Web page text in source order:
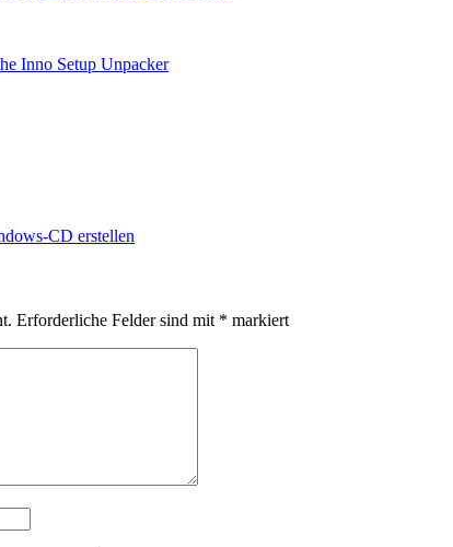
Inno Setup Unpacker
CD erstellen
Erforderliche Felder sind mit * markiert